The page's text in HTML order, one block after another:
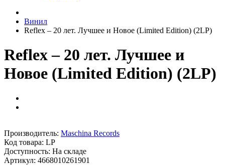
Винил
Reflex – 20 лет. Лучшее и Новое (Limited Edition) (2LP)
Reflex – 20 лет. Лучшее и
Новое (Limited Edition) (2LP)
Производитель: Maschina Records
Код товара: LP
Доступность: На складе
Артикул: 4668010261901